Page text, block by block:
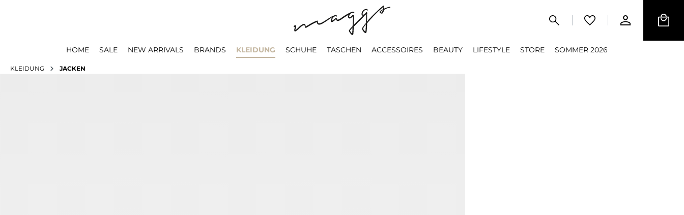
HOME SALE NEW ARRIVALS BRANDS KLEIDUNG SCHUHE TASCHEN ACCESSOIRES BEAUTY LIFESTYLE STORE SOMMER 2026
KLEIDUNG JACKEN